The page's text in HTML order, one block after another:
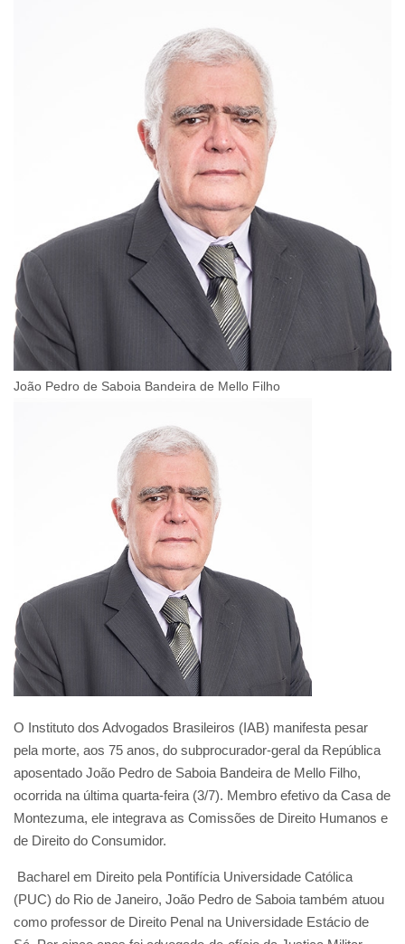
João Pedro de Saboia Bandeira de Mello Filho
O Instituto dos Advogados Brasileiros (IAB) manifesta pesar
pela morte, aos 75 anos, do subprocurador-geral da República
aposentado João Pedro de Saboia Bandeira de Mello Filho,
ocorrida na última quarta-feira (3/7). Membro efetivo da Casa de
Montezuma, ele integrava as Comissões de Direito Humanos e
de Direito do Consumidor.
Bacharel em Direito pela Pontifícia Universidade Católica
(PUC) do Rio de Janeiro, João Pedro de Saboia também atuou
como professor de Direito Penal na Universidade Estácio de